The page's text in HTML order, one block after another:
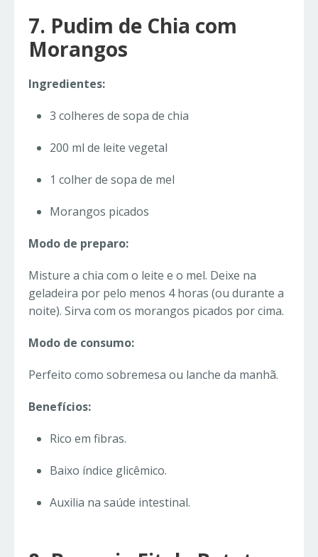
7. Pudim de Chia com
Morangos
Ingredientes:
3 colheres de sopa de chia
200 ml de leite vegetal
1 colher de sopa de mel
Morangos picados
Modo de preparo:
Misture a chia com o leite e o mel. Deixe na
geladeira por pelo menos 4 horas (ou durante a
noite). Sirva com os morangos picados por cima.
Modo de consumo:
Perfeito como sobremesa ou lanche da manhã.
Benefícios:
Rico em fibras.
Baixo índice glicêmico.
Auxilia na saúde intestinal.